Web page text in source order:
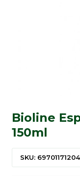
Bioline
150ml
SKU: